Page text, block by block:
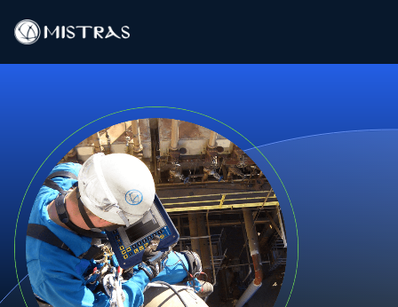
Services sur le terrain
Services en laboratoire
Produits
Industries
Ressources